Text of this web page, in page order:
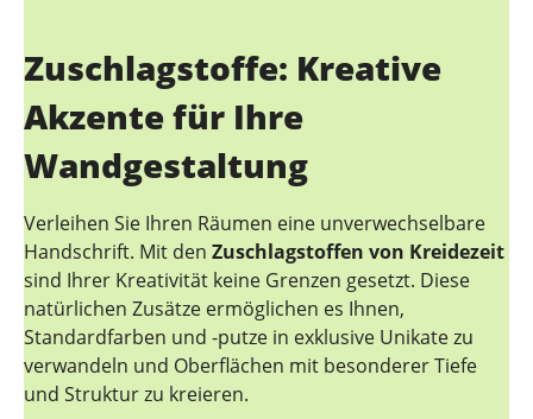
Zuschlagstoffe: Kreative
Akzente für Ihre
Wandgestaltung
Verleihen Sie Ihren Räumen eine unverwechselbare
Handschrift. Mit den Zuschlagstoffen von Kreidezeit
sind Ihrer Kreativität keine Grenzen gesetzt. Diese
natürlichen Zusätze ermöglichen es Ihnen,
Standardfarben und -putze in exklusive Unikate zu
verwandeln und Oberflächen mit besonderer Tiefe
und Struktur zu kreieren.